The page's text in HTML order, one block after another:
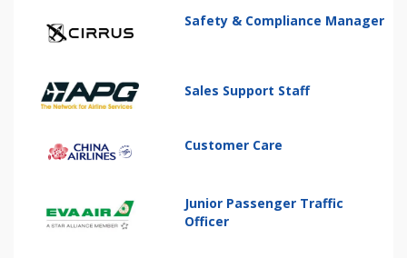
Safety & Compliance Manager
Sales Support Staff
Customer Care
Junior Passenger Traffic
Officer